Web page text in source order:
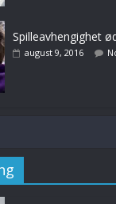
Spilleavhengighet
august 9, 2016